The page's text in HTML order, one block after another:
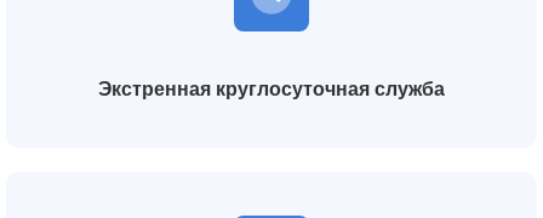
Экстренная круглосуточная служба